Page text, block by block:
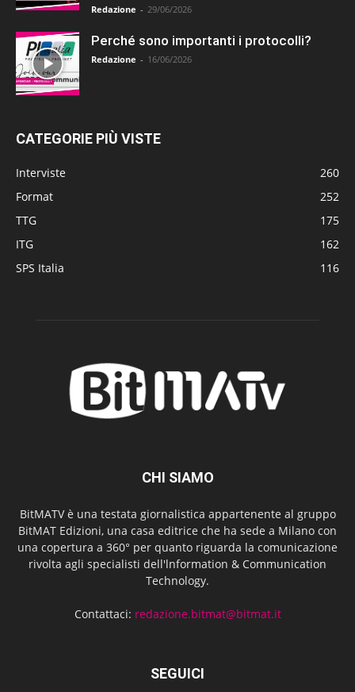
Redazione - 29/06/2026
Perché sono importanti i protocolli?
Redazione - 16/06/2026
CATEGORIE PIÙ VISTE
Interviste
260
Format
252
TTG
175
ITG
162
SPS Italia
116
CHI SIAMO
BitMATV è una testata giornalistica appartenente al gruppo
BitMAT Edizioni, una casa editrice che ha sede a Milano con
una copertura a 360° per quanto riguarda la comunicazione
rivolta agli specialisti dell'lnformation & Communication
Technology.
Contattaci: redazione.bitmat@bitmat.it
SEGUICI